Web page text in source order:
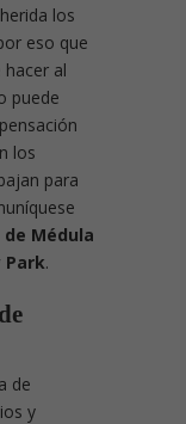
los
eso que
hacer al
puede
los
para
Médula
Park.
de
y